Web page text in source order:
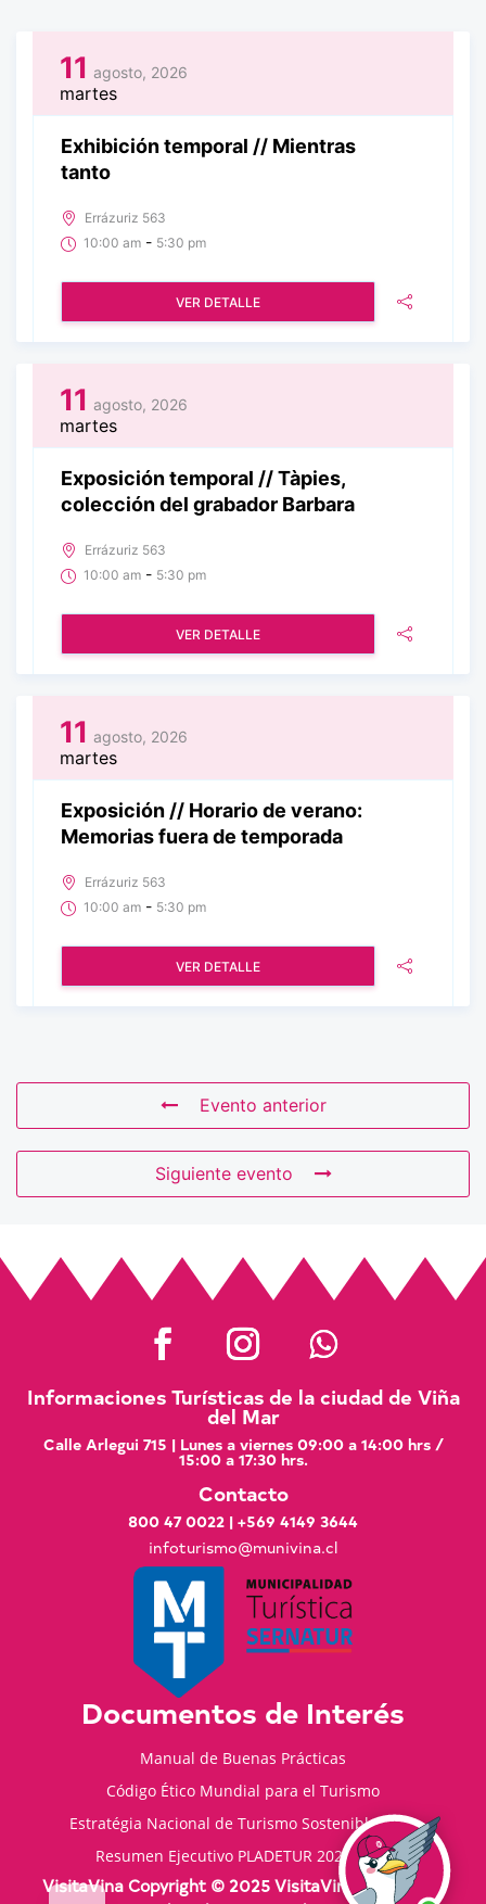
11 agosto, 2026
martes
Exhibición temporal // Mientras
tanto
Errázuriz 563
10:00 am - 5:30 pm
VER DETALLE
11 agosto, 2026
martes
Exposición temporal // Tàpies,
colección del grabador Barbara
Errázuriz 563
10:00 am - 5:30 pm
VER DETALLE
11 agosto, 2026
martes
Exposición // Horario de verano:
Memorias fuera de temporada
Errázuriz 563
10:00 am - 5:30 pm
VER DETALLE
Evento anterior
Siguiente evento
Informaciones Turísticas de la ciudad de Viña
del Mar
Calle Arlegui 715 | Lunes a viernes 09:00 a 14:00 hrs /
15:00 a 17:30 hrs.
Contacto
800 47 0022 | +569 4149 3644
infoturismo@munivina.cl
Documentos de Interés
Manual de Buenas Prácticas
Código Ético Mundial para el Turismo
Estratégia Nacional de Turismo Sostenible 2035
Resumen Ejecutivo PLADETUR 2025-2023
VisitaVina Copyright © 2025 VisitaVina - Todos los